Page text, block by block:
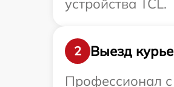
устройства TCL.
2
Выезд
Профессионал с